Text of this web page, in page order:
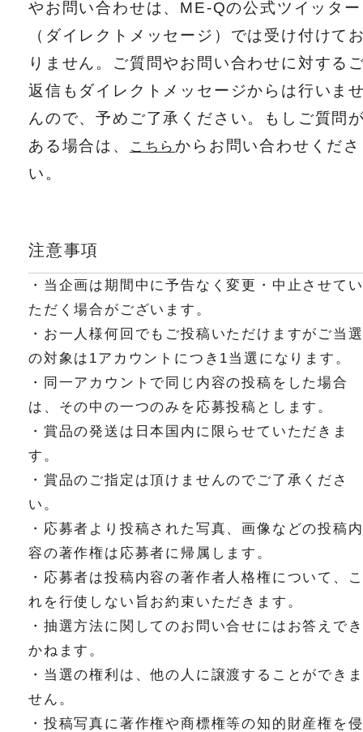
やお問い合わせは、ME-Qの公式ツイッター
（ダイレクトメッセージ）では受け付けて
りません。ご質問やお問い合わせに対する
返信もダイレクトメッセージからは行いま
んので、予めご了承ください。もしご質問
ある場合は、
こちら からお問い合わせくださ
い。
注意事項
・当企画は期間中に予告なく変更・中止させてい
ただく場合がございます。
・お一人様何回でもご投稿いただけますがご当選
の対象は1アカウントにつき1当選になります。
・同一アカウントで同じ内容の投稿をした場合
は、その中の一つのみを応募投稿とします。
・賞品の発送は日本国内に限らせていただきま
す。
・賞品のご指定は頂けませんのでご了承くださ
い。
・応募者より投稿された写真、画像などの投稿内
容の著作権は応募者に帰属します。
・応募者は投稿内容の著作者人格権について、こ
れを行使しない旨お約束いただきます。
・抽選方法に関してのお問い合せにはお答えでき
かねます。
・当選の権利は、他の人に譲渡することができま
せん。
・投稿写真に著作権や商標権等の知的財産権を侵